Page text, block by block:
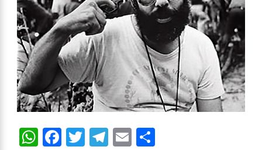
WhatsApp
Facebook
Twitter
Telegram
Email